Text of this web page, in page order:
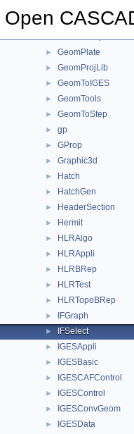
Open GeomliteTest
► GeomPlate
► GeomProjLib
► GeomToIGES
► GeomTools
► GeomToStep
► gp
► GProp
► Graphic3d
► Hatch
► HatchGen
► HeaderSection
► Hermit
► HLRAlgo
► HLRAppli
► HLRBRep
► HLRTest
► HLRTopoBRep
► IFGraph
► IFSelect
► IGESAppli
► IGESBasic
► IGESCAFControl
► IGESControl
► IGESConvGeom
► IGESData